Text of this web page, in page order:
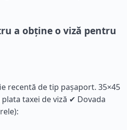
a obține o viză pentru
recentă de tip pașaport. 35×45
taxei de viză ✔ Dovada